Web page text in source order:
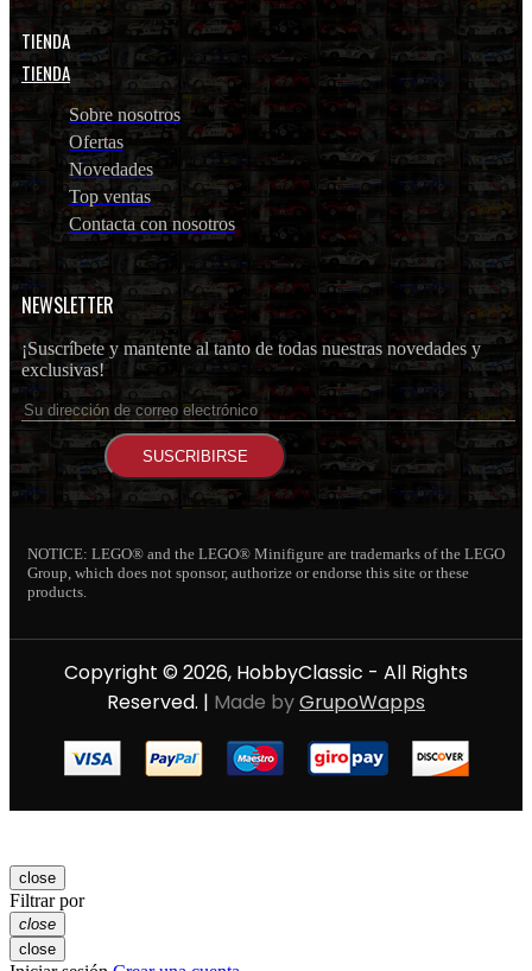
TIENDA
TIENDA
Sobre nosotros
Ofertas
Novedades
Top ventas
Contacta con nosotros
NEWSLETTER
¡Suscríbete y mantente al tanto de todas nuestras novedades y
exclusivas!
SUSCRIBIRSE
NOTICE: LEGO® and the LEGO® Minifigure are trademarks of the LEGO
Group, which does not sponsor, authorize or endorse this site or these
products.
Copyright © 2026, HobbyClassic - All Rights
Reserved. | Made byGrupoWapps
close
Filtrar por
close
close